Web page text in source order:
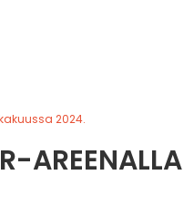
2024.
AREENALLA